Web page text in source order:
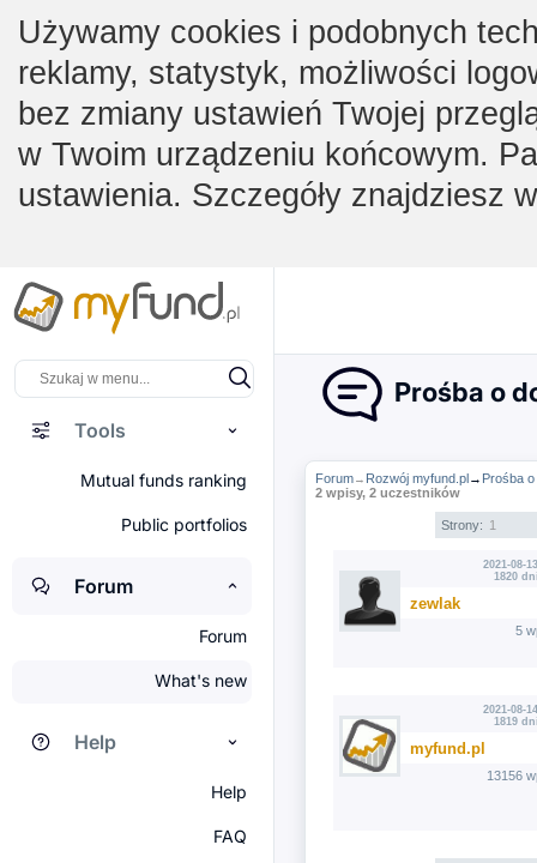
Używamy cookies i podobnych
reklamy, statystyk, możliwości
bez zmiany ustawień Twojej
w Twoim urządzeniu końcowym.
ustawienia. Szczegóły znajdziesz
Tools
Mutual funds ranking
Public portfolios
Forum
Forum
What's new
Help
Help
FAQ
Prośba o
Forum→ Rozwój myfund.pl→ Prośba
2 wpisy, 2 uczestników
Strony: 1
2021-08-
1820
zewlak
5
2021-08-
1819
myfund.pl
13156